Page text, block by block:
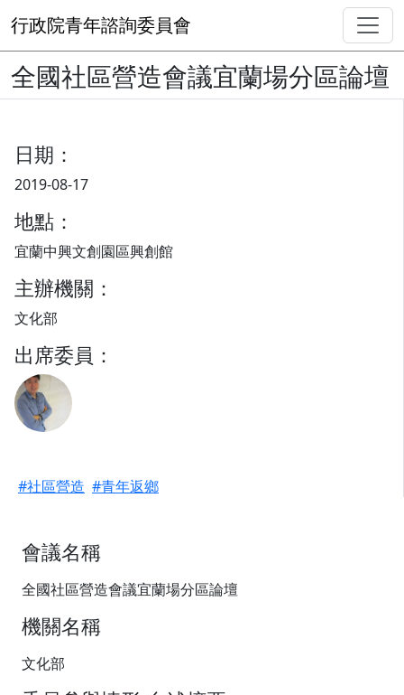
行政院青年諮詢委員會
全國社區營造會議宜蘭場分區論壇
日期：
2019-08-17
地點：
宜蘭中興文創園區興創館
主辦機關：
文化部
出席委員：
#社區營造 #青年返鄉
會議名稱
全國社區營造會議宜蘭場分區論壇
機關名稱
文化部